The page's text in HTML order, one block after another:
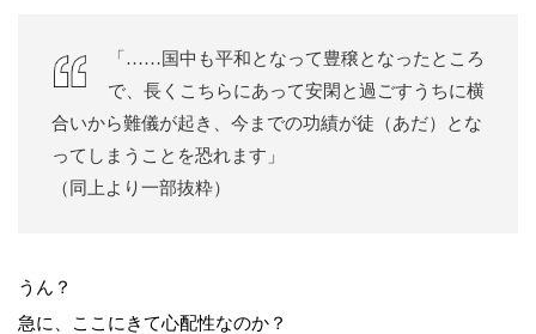
「……国中も平和となって豊穣となったところ
で、長くこちらにあって安閑と過ごすうちに横
合いから難儀が起き、今までの功績が徒（あだ）とな
ってしまうことを恐れます」
（同上より一部抜粋）
うん？
急に、ここにきて心配性なのか？